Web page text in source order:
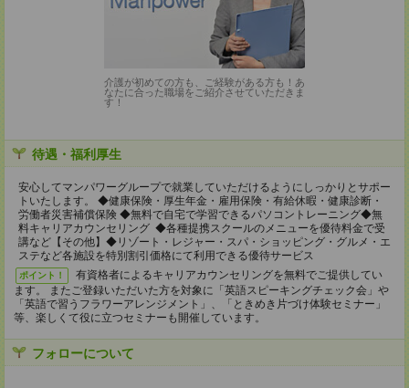
介護が初めての方も、ご経験がある方も！あ
なたに合った職場をご紹介させていただきま
す！
待遇・福利厚生
安心してマンパワーグループで就業していただけるようにしっかりとサポー
トいたします。 ◆健康保険・厚生年金・雇用保険・有給休暇・健康診断・
労働者災害補償保険 ◆無料で自宅で学習できるパソコントレーニング◆無
料キャリアカウンセリング ◆各種提携スクールのメニューを優待料金で受
講など【その他】◆リゾート・レジャー・スパ・ショッピング・グルメ・エ
ステなど各施設を特別割引価格にて利用できる優待サービス
ポイント！
有資格者によるキャリアカウンセリングを無料でご提供してい
ます。 またご登録いただいた方を対象に「英語スピーキングチェック会」や
「英語で習うフラワーアレンジメント」、「ときめき片づけ体験セミナー」
等、楽しくて役に立つセミナーも開催しています。
フォローについて